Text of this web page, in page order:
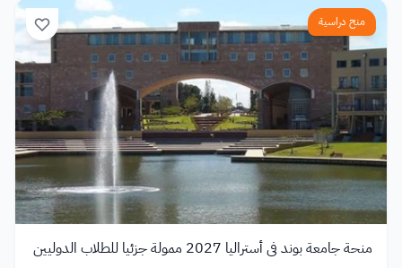
منح دراسية
منحة جامعة بوند في أستراليا 2027 ممولة جزئيا للطلاب الدوليين